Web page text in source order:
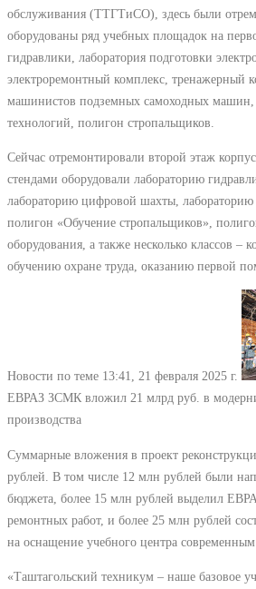
обслуживания (ТТГТиСО), здесь были
оборудованы ряд учебных площадок на
гидравлики, лаборатория подготовки
электроремонтный комплекс, тренажерный
машинистов подземных самоходных машин,
технологий, полигон стропальщиков.
Сейчас отремонтировали второй этаж
стендами оборудовали лабораторию
лабораторию цифровой шахты, лабораторию
полигон «Обучение стропальщиков»,
оборудования, а также несколько классов –
обучению охране труда, оказанию первой
Новости по теме 13:41, 21 февраля 2025 г.
ЕВРАЗ ЗСМК вложил 21 млрд руб. в
производства
Суммарные вложения в проект
рублей. В том числе 12 млн рублей были
бюджета, более 15 млн рублей выделил
ремонтных работ, и более 25 млн рублей
на оснащение учебного центра
«Таштагольский техникум – наше базовое